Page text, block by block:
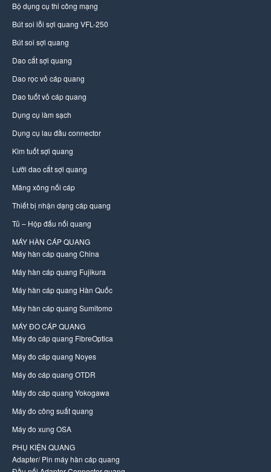
Bộ dụng cụ thi công mạng
Bút soi lỗi sợi quang VFL-250
Bút soi sợi quang
Dao cắt sợi quang
Dao rọc vỏ cáp quang
Dao tuốt vỏ cáp quang
Dụng cụ làm sạch
Dụng cụ lau đầu connector
Kìm tuốt sợi quang
Lưỡi dao cắt sợi quang
Măng xông nối cáp
Thiết bị nhận dạng cáp quang
Tủ – Hộp đấu nối quang
MÁY HÀN CÁP QUANG
Máy hàn cáp quang China
Máy hàn cáp quang Fujikura
Máy hàn cáp quang Hàn Quốc
Máy hàn cáp quang Sumitomo
MÁY ĐO CÁP QUANG
Máy đo cáp quang FibreOptica
Máy đo cáp quang Noyes
Máy đo cáp quang OTDR
Máy đo cáp quang Yokogawa
Máy đo công suất quang
Máy đo xung OSA
PHỤ KIỆN QUANG
Adapter/ Pin máy hàn cáp quang